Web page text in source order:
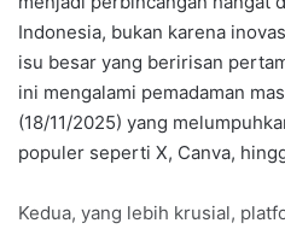
Indonesia, bukan karena
isu besar yang beririsan
ini mengalami pemadaman
(18/11/2025) yang
populer seperti X, Canva,
Kedua, yang lebih krusial,